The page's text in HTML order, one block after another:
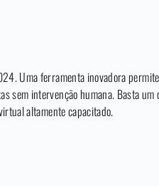
Uma ferramenta inovadora
sem intervenção humana. Basta um
altamente capacitado.